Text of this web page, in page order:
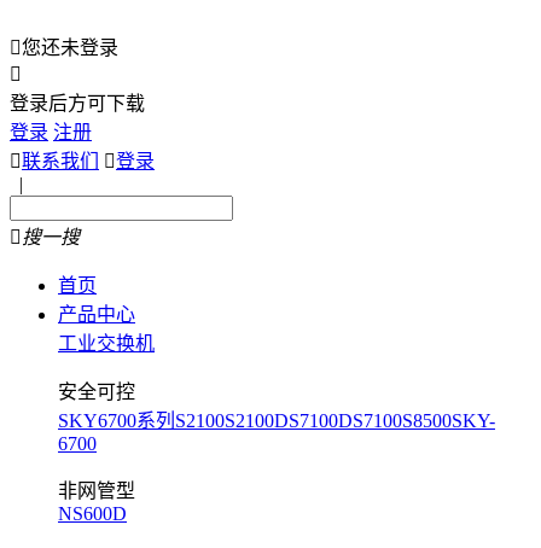
您还未登录

登录后方可下载
登录 注册
联系我们 登录
|
搜一搜
首页
产品中心
工业交换机
安全可控
SKY6700系列 S2100S2100DS7100DS7100S8500SKY-
6700
非网管型
NS600D